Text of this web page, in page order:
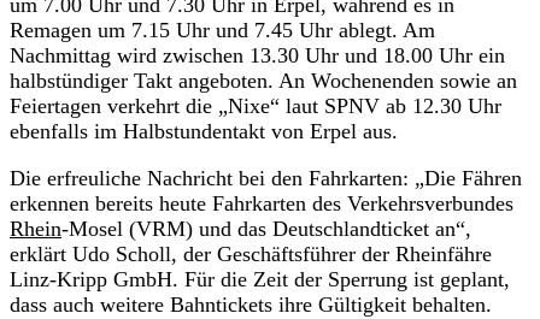
um 7.00 Uhr und 7.30 Uhr in Erpel, während es in
Remagen um 7.15 Uhr und 7.45 Uhr ablegt. Am
Nachmittag wird zwischen 13.30 Uhr und 18.00 Uhr ein
halbstündiger Takt angeboten. An Wochenenden sowie an
Feiertagen verkehrt die „Nixe“ laut SPNV ab 12.30 Uhr
ebenfalls im Halbstundentakt von Erpel aus.
Die erfreuliche Nachricht bei den Fahrkarten: „Die Fähren
erkennen bereits heute Fahrkarten des Verkehrsverbundes
Rhein-Mosel (VRM) und das Deutschlandticket an“,
erklärt Udo Scholl, der Geschäftsführer der Rheinfähre
Linz-Kripp GmbH. Für die Zeit der Sperrung ist geplant,
dass auch weitere Bahntickets ihre Gültigkeit behalten.